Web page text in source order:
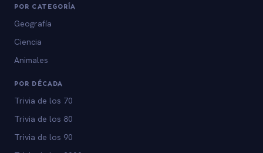
POR CATEGORÍA
Geografía
Ciencia
Animales
POR DÉCADA
Trivia de los 70
Trivia de los 80
Trivia de los 90